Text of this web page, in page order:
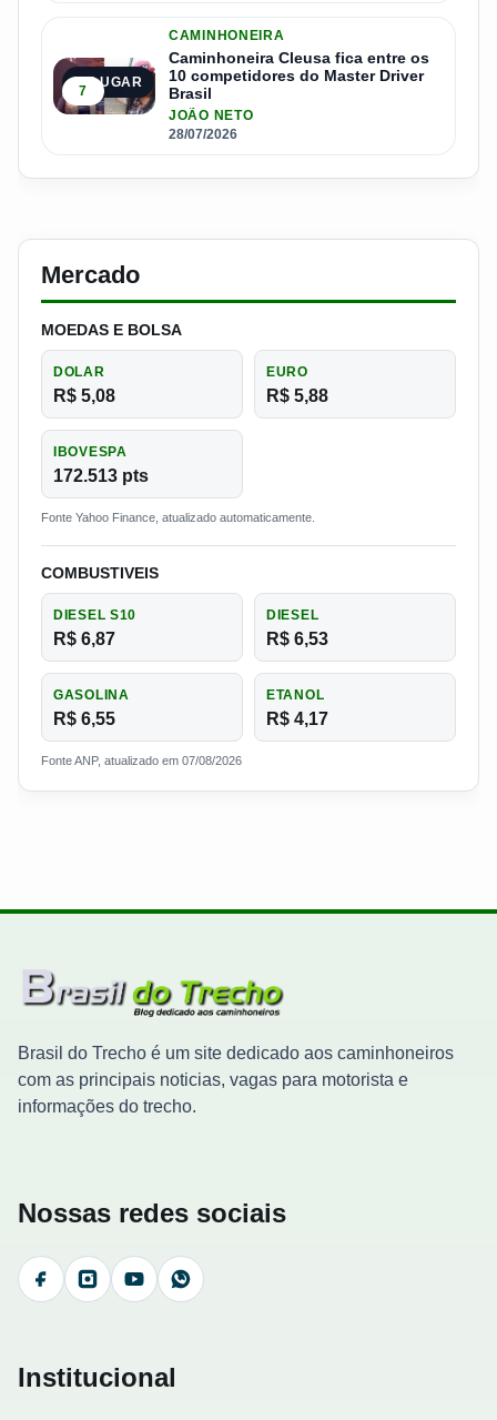
5º LUGAR
7
CAMINHONEIRA
Caminhoneira Cleusa fica entre os
10 competidores do Master Driver
Brasil
JOÃO NETO
28/07/2026
Mercado
MOEDAS E BOLSA
DOLAR
R$ 5,08
EURO
R$ 5,88
IBOVESPA
172.513 pts
Fonte Yahoo Finance, atualizado automaticamente.
COMBUSTIVEIS
DIESEL S10
R$ 6,87
DIESEL
R$ 6,53
GASOLINA
R$ 6,55
ETANOL
R$ 4,17
Fonte ANP, atualizado em 07/08/2026
Brasil do Trecho é um site dedicado aos caminhoneiros
com as principais noticias, vagas para motorista e
informações do trecho.
Nossas redes sociais
FacebookInstagramYouTubeWhatsApp
Institucional